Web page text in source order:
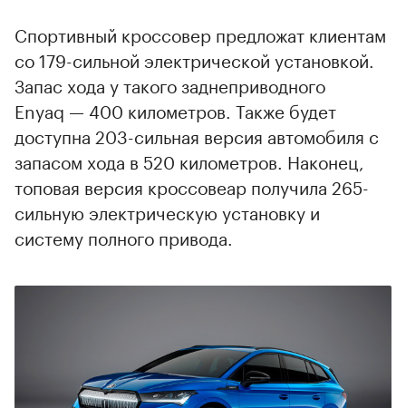
Спортивный кроссовер предложат клиентам
со 179-сильной электрической установкой.
Запас хода у такого заднеприводного
Enyaq — 400 километров. Также будет
доступна 203-сильная версия автомобиля с
запасом хода в 520 километров. Наконец,
топовая версия кроссовеар получила 265-
сильную электрическую установку и
систему полного привода.